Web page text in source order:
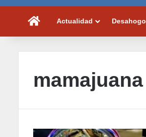
PortadaActualidad Desahogo
mamajuana